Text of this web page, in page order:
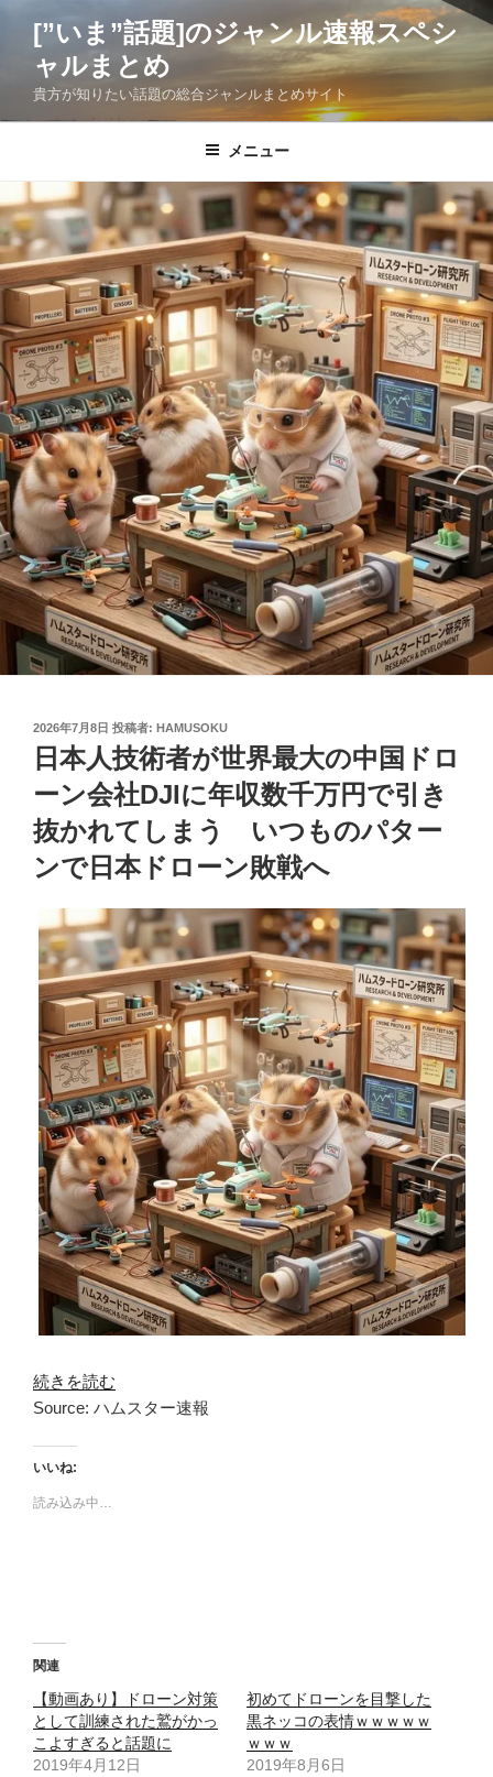
ツ
ッ
プ
[”いま”話題]のジャンル速報スペシ
ャルまとめ
貴方が知りたい話題の総合ジャンルまとめサイト
メニュー
投
稿
日:
2026年7月8日 投稿者: HAMUSOKU
日本人技術者が世界最大の中国ドロ
ーン会社DJIに年収数千万円で引き
抜かれてしまう いつものパター
ンで日本ドローン敗戦へ
続きを読む
Source: ハムスター速報
いいね:
読み込み中…
関連
【動画あり】ドローン対策
として訓練された鷲がかっ
こよすぎると話題に
2019年4月12日
初めてドローンを目撃した
黒ネッコの表情ｗｗｗｗｗ
ｗｗｗ
2019年8月6日